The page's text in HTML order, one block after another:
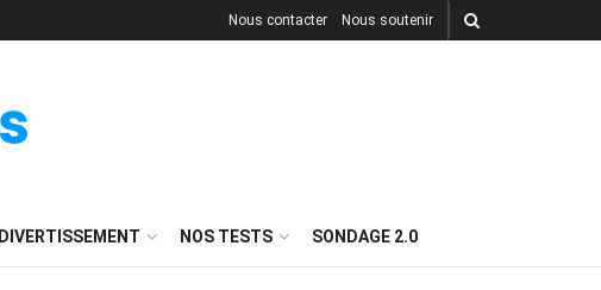
Nous contacter Nous soutenir
DIVERTISSEMENT NOS TESTS SONDAGE 2.0